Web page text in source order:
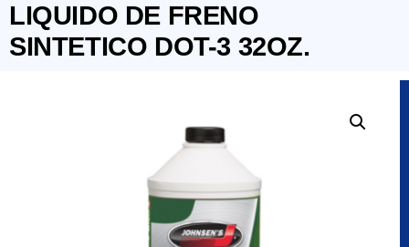
LIQUIDO DE FRENO
SINTETICO DOT-3 32OZ.